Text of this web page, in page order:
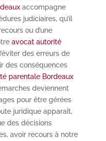
accompagne
judiciaires, qu’il
ou d’une
avocat autorité
des erreurs de
des conséquences
parentale Bordeaux
deviennent
pour être gérées
juridique apparaît,
des décisions
avoir recours à notre